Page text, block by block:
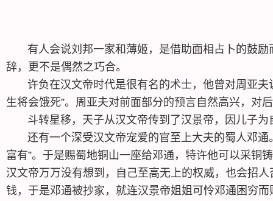
有人会说刘邦一家和薄姬，是借助面相占卜的鼓励
辞，更不是偶然之巧合。
许负在汉文帝时代是很有名的术士，他曾对周亚夫
生将会饿死”。周亚夫对前面部分的预言自然高兴，
斗转星移，天子从汉文帝传到了汉景帝，因儿子为
还有一个深受汉文帝宠爱的官至上大夫的蜀人邓通
富有”。于是赐蜀地铜山一座给邓通，特许他可以采铜
汉文帝万万没有想到，自己至高无上的权威，也会招
钱，于是邓通被抄家，就连汉景帝姐姐可怜邓通困穷